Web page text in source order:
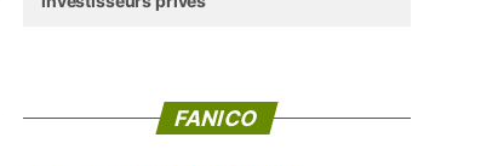
FANICO